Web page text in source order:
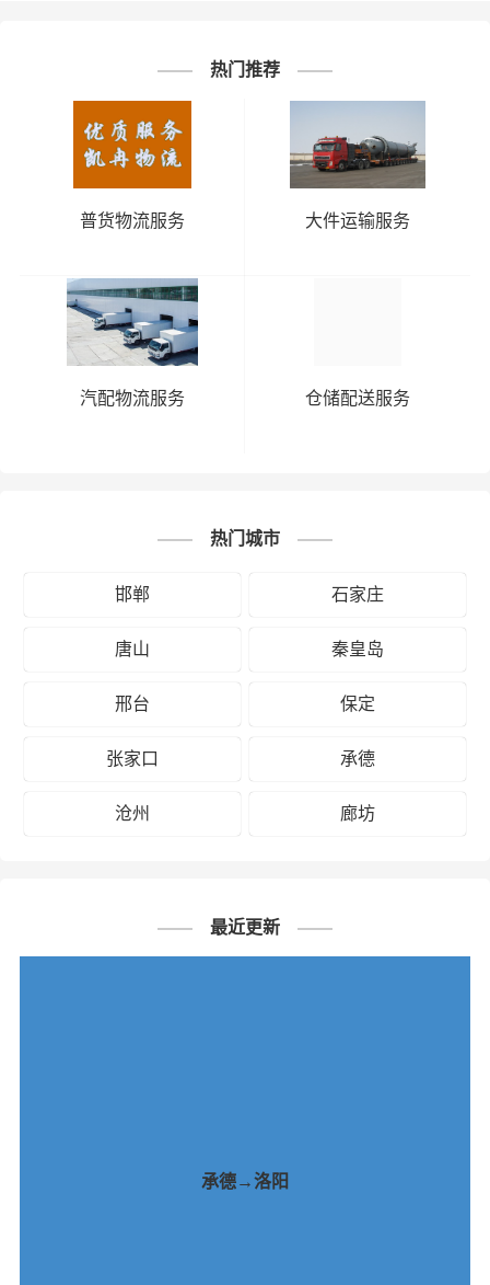
热门推荐
普货物流服务 大件运输服务
汽配物流服务 仓储配送服务
热门城市
邯郸 石家庄
唐山 秦皇岛
邢台 保定
张家口 承德
沧州 廊坊
最近更新
承德→洛阳